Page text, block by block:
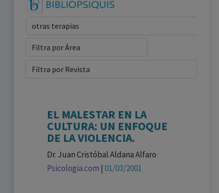
EL MALESTAR EN LA
CULTURA: UN ENFOQUE
DE LA VIOLENCIA.
Dr. Juan Cristóbal Aldana Alfaro
Psicologia.com | 01/03/2001